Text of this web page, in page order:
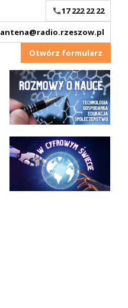
17 222 22 22
antena@radio.rzeszow.pl
Otwórz formularz